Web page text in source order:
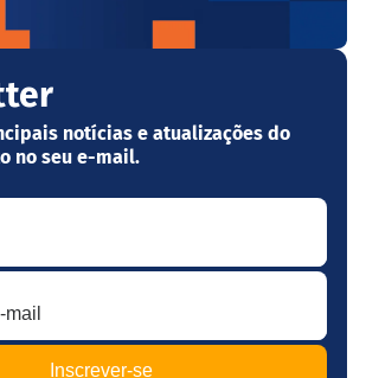
notícias e atualizações do
no seu e-mail.